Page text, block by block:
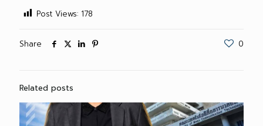
Post Views: 178
Share 0
Related posts